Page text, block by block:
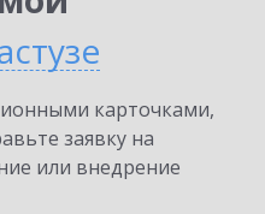
карточками,
заявку на
или внедрение